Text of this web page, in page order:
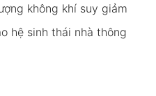
không khí suy giảm
hệ sinh thái nhà thông